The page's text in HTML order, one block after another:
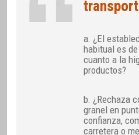
a. ¿El
habitual es
cuanto a la
productos?
b. ¿Rechaza
granel en
confianza,
carretera o